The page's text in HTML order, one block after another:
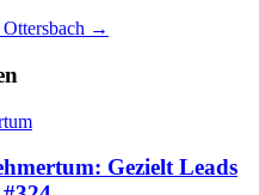
Ottersbach →
Gezielt Leads